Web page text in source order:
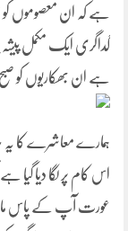
ہے کہ ان معصوموں کو
گداگری ایک مکمل پیشہ
ہے ان بھکاریوں کو صبح
ہمارے معاشرے کا یہ
اس کام پر لگا دیا
عورت آپ کے پاس